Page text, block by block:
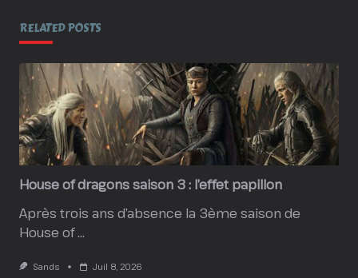
RELATED POSTS
House of dragons saison 3 : l’effet papillon
Après trois ans d’absence la 3ème saison de
House of...
Sands Juil 8, 2026